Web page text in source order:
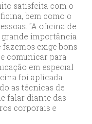
satisfeita com o
bem como o
“A oficina de
importância
fazemos exige bons
comunicar para
em especial
foi aplicada
as técnicas de
falar diante das
corporais e